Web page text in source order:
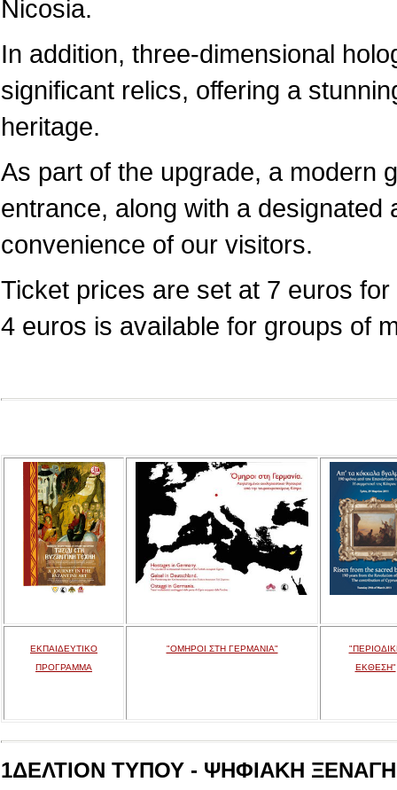
Nicosia.
In addition, three-dimensional
significant relics, offering a
heritage.
As part of the upgrade, a modern
entrance, along with a
convenience of our visitors.
Ticket prices are set at 7 euros
4 euros is available for groups of
ΕΚΠΑΙΔΕΥΤΙΚΟ
ΠΡΟΓΡΑΜΜΑ
"ΟΜΗΡΟΙ ΣΤΗ ΓΕΡΜΑΝΙΑ"
ΕΚΘΕΣΗ"
1ΔΕΛΤΙΟΝ ΤΥΠΟΥ - ΨΗΦΙΑΚΗ